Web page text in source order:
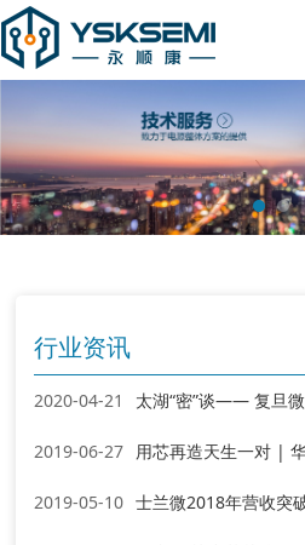
行业资讯
2020-04-21
2019-06-27 用芯再造天生一对 |
2019-05-10